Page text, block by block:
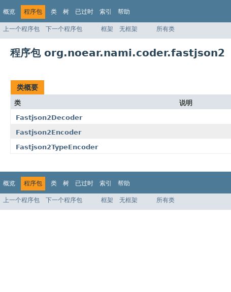
概览 程序包 类 树 已过时 索引 帮助
上一个程序包 下一个程序包 框架 无框架 所有类
程序包 org.noear.nami.coder.fastjson2
类概要
类
说明
Fastjson2Decoder
Fastjson2Encoder
Fastjson2TypeEncoder
概览 程序包 类 树 已过时 索引 帮助
上一个程序包 下一个程序包 框架 无框架 所有类